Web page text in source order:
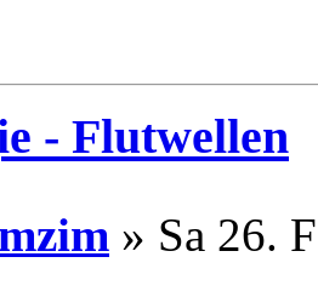
- Flutwellen
» Sa 26.